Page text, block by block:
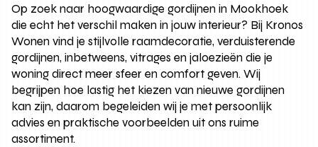
Op zoek naar hoogwaardige gordijnen in Mookhoek
die echt het verschil maken in jouw interieur? Bij Kronos
Wonen vind je stijlvolle raamdecoratie, verduisterende
gordijnen, inbetweens, vitrages en jaloezieën die je
woning direct meer sfeer en comfort geven. Wij
begrijpen hoe lastig het kiezen van nieuwe gordijnen
kan zijn, daarom begeleiden wij je met persoonlijk
advies en praktische voorbeelden uit ons ruime
assortiment.